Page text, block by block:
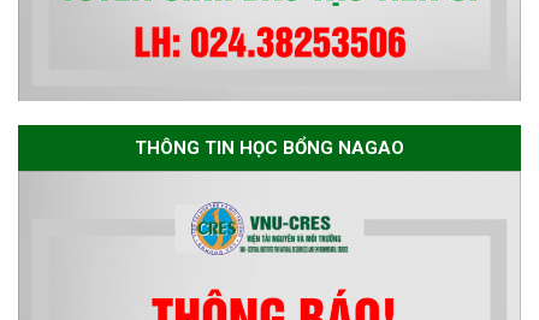
THÔNG TIN HỌC BỔNG NAGAO